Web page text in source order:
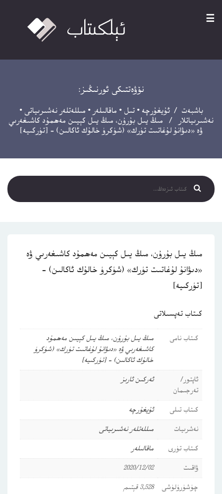
☰
نۆۋەتتىكى ئورنىڭىز:
باشبەت /ئۇيغۇرچە •تىل • ماقالىلەر • مىللەتلەر نەشىرىياتى •
نەشىرىياتلار / مىڭ يىل بۇرۇن، مىڭ يىل كېيىن مەھمۇد كاشىغەرىي
ۋە «دىۋانۇ لۇغاتىت تۈرك» (شۈكرۈ خالۇك ئاكالىن) – [تۈركىيە]
مىڭ يىل بۇرۇن، مىڭ يىل كېيىن مەھمۇد كاشىغەرىي ۋە
«دىۋانۇ لۇغاتىت تۈرك» (شۈكرۈ خالۇك ئاكالىن) –
[تۈركىيە]
كىتاب تەپسىلاتى
كىتاب نامى
مىڭ يىل بۇرۇن، مىڭ يىل كېيىن مەھمۇد
كاشىغەرىي ۋە «دىۋانۇ لۇغاتىت تۈرك» (شۈكرۈ
خالۇك ئاكالىن) – [تۈركىيە]
ئاپتور/
تەرجىمان
ئەركىن ئارىز
كىتاب تىلى
ئۇيغۇرچە
نەشرىيات
مىللەتلەر نەشىرىياتى
كىتاب تۈرى
ماقالىلەر
ۋاقىت
2020/12/02
چۈشۈرۈلۈشى
3,528 قېتىم